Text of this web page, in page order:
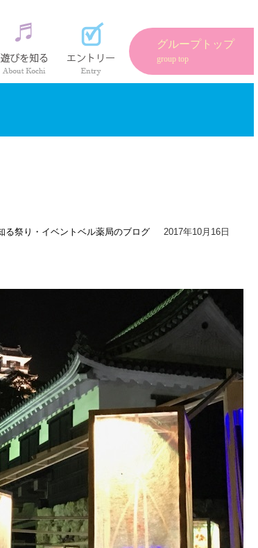
グループトップ
group top
勉強会 高知の紹介 エントリーフォーム
2017年10月16日
る祭り・イベント ベル薬局のブログ